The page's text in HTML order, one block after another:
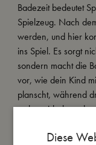
Badezeit bedeutet
Spielzeug. Nach
werden, und hier
ins Spiel. Es sorgt
sondern macht die
vor, wie dein Kind
planscht, während
umherwirbeln und
DiesesDiese